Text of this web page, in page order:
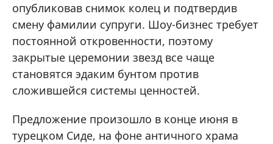
опубликовав снимок колец и подтвердив
смену фамилии супруги. Шоу-бизнес требует
постоянной откровенности, поэтому
закрытые церемонии звезд все чаще
становятся эдаким бунтом против
сложившейся системы ценностей.
Предложение произошло в конце июня в
турецком Сиде, на фоне античного храма